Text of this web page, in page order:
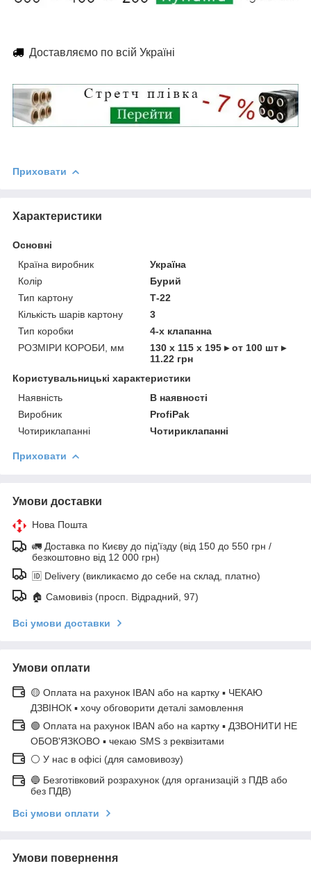
Доставляємо по всій Україні
Приховати
Характеристики
Основні
Країна виробник
Україна
Колір
Бурий
Тип картону
Т-22
Кількість шарів картону
3
Тип коробки
4-х клапанна
РОЗМІРИ КОРОБИ, мм
130 х 115 х 195 ▸ от 100 шт ▸
11.22 грн
Користувальницькі характеристики
Наявність
В наявності
Виробник
ProfiPak
Чотириклапанні
Чотириклапанні
Приховати
Умови доставки
Нова Пошта
🚛 Доставка по Києву до під'їзду (від 150 до 550 грн /
безкоштовно від 12 000 грн)
🆔 Delivery (викликаємо до себе на склад, платно)
🏠 Самовивіз (просп. Відрадний, 97)
Всі умови доставки
Умови оплати
🟡 Оплата на рахунок IBAN або на картку ▪ ЧЕКАЮ
ДЗВІНОК ▪ хочу обговорити деталі замовлення
🟢 Оплата на рахунок IBAN або на картку ▪ ДЗВОНИТИ НЕ
ОБОВ'ЯЗКОВО ▪ чекаю SMS з реквізитами
⚪ У нас в офісі (для самовивозу)
🔵 Безготівковий розрахунок (для организацій з ПДВ або
без ПДВ)
Всі умови оплати
Умови повернення